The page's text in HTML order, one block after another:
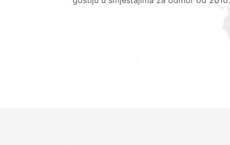
Doprite do novih gostiju već danas